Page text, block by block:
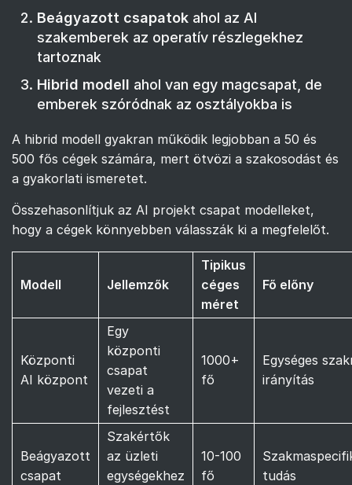
Beágyazott csapatok ahol az AI
szakemberek az operatív részlegekhez
tartoznak
Hibrid modell ahol van egy magcsapat, de
emberek szóródnak az osztályokba is
A hibrid modell gyakran működik legjobban a 50 és
500 fős cégek számára, mert ötvözi a szakosodást és
a gyakorlati ismeretet.
Összehasonlítjuk az AI projekt csapat modelleket,
hogy a cégek könnyebben válasszák ki a megfelelőt.
Modell Jellemzők
Tipikus
céges
méret
Fő előny
Központi
AI központ
Egy
központi
csapat
vezeti a
fejlesztést
1000+
fő
Egységes
irányítás
Beágyazott
csapat
Szakértők
az üzleti
egységekhez
10-100
fő
tudás